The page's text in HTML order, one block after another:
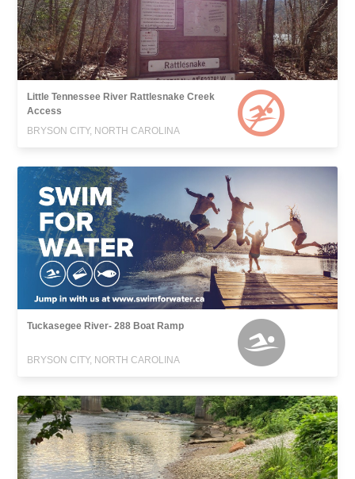
Little Tennessee River Rattlesnake Creek
Access
BRYSON CITY, NORTH CAROLINA
Tuckasegee River- 288 Boat Ramp
BRYSON CITY, NORTH CAROLINA